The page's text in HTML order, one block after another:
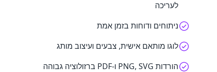
לעריכה
ניתוחים ודוחות בזמן אמת
לוגו מותאם אישית, צבעים ועיצוב מותג
הורדות PNG, SVG ו-PDF ברזולוציה גבוהה